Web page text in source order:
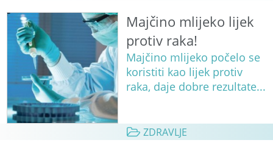
Majčino mlijeko lijek
protiv raka!
Majčino mlijeko počelo se
koristiti kao lijek protiv
raka, daje dobre rezultate...
ZDRAVLJE